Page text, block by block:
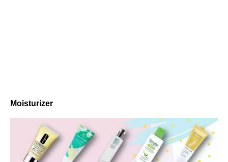
Moisturizer